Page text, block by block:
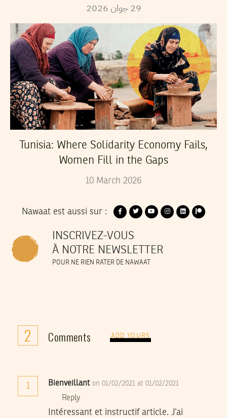
29 جوان2026
Tunisia: Where Solidarity Economy Fails,
Women Fill in the Gaps
10 March 2026
Nawaat est aussi sur :
INSCRIVEZ-VOUS
À NOTRE NEWSLETTER
POUR NE RIEN RATER DE NAWAAT
2 Comments ADD YOURS
1 Bienveillant on 01/02/2021 at 01/02/2021
Reply
Intéressant et instructif article. J’ai